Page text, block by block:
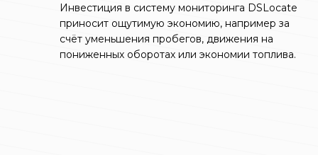
Инвестиция в систему мониторинга DSLocate
приносит ощутимую экономию, например за
счёт уменьшения пробегов, движения на
пониженных оборотах или экономии топлива.